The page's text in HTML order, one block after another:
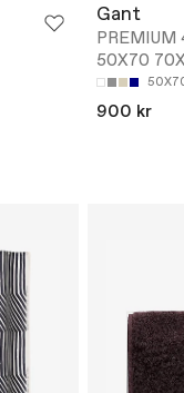
Gant
PREMIUM
50X70
900 kr